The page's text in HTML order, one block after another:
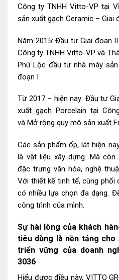
Công ty TNHH Vitto-VP tại
sản xuất gạch Ceramic – Giai
Năm 2015: Đầu tư Giai đoan
Công ty TNHH Vitto-VP và
Phú Lộc đầu tư nhà máy
đoạn I
Từ 2017 – hiện nay: Đầu tư
xuất gạch Porcelain tại
và Mở rộng quy mô sản xuất
Các sản phẩm ốp, lát hiện
là vật liệu xây dựng. Mà
đặc trưng văn hóa, nghệ
Với thiết kế tinh tế, cùng phối
có nhiều lựa chọn đa dạng.
công trình của mình.
Sự hài lòng của khách
tiêu dùng là nền tảng cho
triển vững của doanh
3036
Hiểu được điều này, VITTO